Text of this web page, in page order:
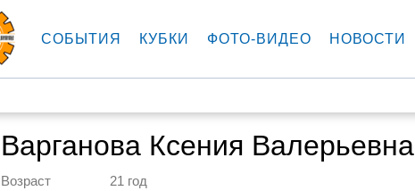
СОБЫТИЯ КУБКИ ФОТО-ВИДЕО НОВОСТИ
Варганова Ксения Валерьевна
Возраст
21 год